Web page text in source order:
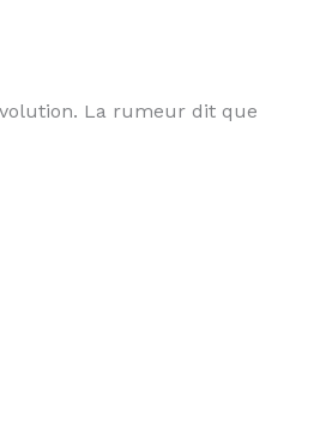
La rumeur dit que